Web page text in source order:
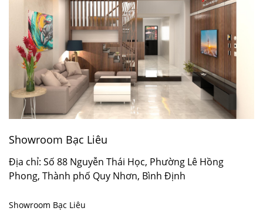
Showroom Bạc Liêu
Địa chỉ: Số 88 Nguyễn Thái Học, Phường Lê Hồng
Phong, Thành phố Quy Nhơn, Bình Định
Showroom Bạc Liêu